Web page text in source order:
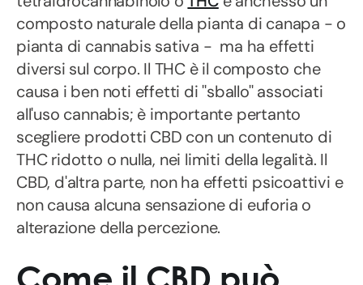
composto naturale della pianta di canapa - o
pianta di cannabis sativa - ma ha effetti
diversi sul corpo. Il THC è il composto che
causa i ben noti effetti di ''sballo'' associati
all'uso cannabis; è importante pertanto
scegliere prodotti CBD con un contenuto di
THC ridotto o nulla, nei limiti della legalità. Il
CBD, d'altra parte, non ha effetti psicoattivi e
non causa alcuna sensazione di euforia o
alterazione della percezione.
Come il CBD può